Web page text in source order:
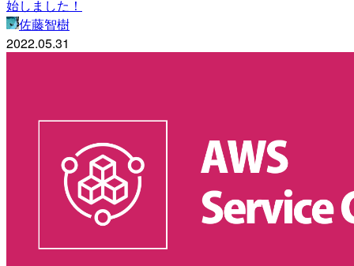
始しました！
佐藤智樹
2022.05.31